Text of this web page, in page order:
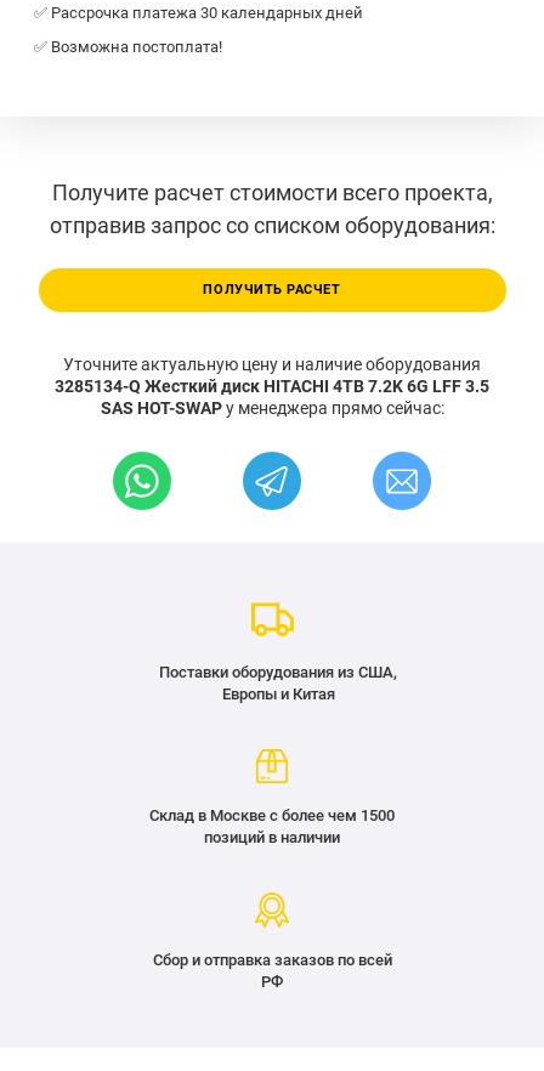
✅ Рассрочка платежа 30 календарных дней
✅ Возможна постоплата!
Получите расчет стоимости всего проекта,
отправив запрос со списком оборудования:
ПОЛУЧИТЬ РАСЧЕТ
Уточните актуальную цену и наличие оборудования
3285134-Q Жесткий диск HITACHI 4TB 7.2K 6G LFF 3.5
SAS HOT-SWAPу менеджера прямо сейчас:
Поставки оборудования из США,
Европы и Китая
Склад в Москве с более чем 1500
позиций в наличии
Сбор и отправка заказов по всей
РФ